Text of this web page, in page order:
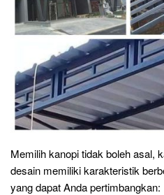
Memilih kanopi tidak boleh asal,
desain memiliki karakteristik
yang dapat Anda pertimbangkan: